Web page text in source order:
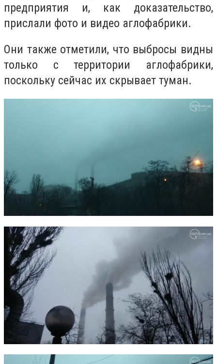
предприятия и, как доказательство,
прислали фото и видео аглофабрики.
Они также отметили, что выбросы видны
только с территории аглофабрики,
поскольку сейчас их скрывает туман.